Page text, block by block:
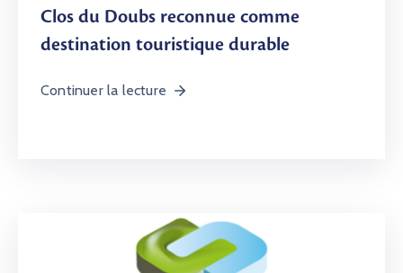
Clos du Doubs reconnue comme
destination touristique durable
Continuer la lecture